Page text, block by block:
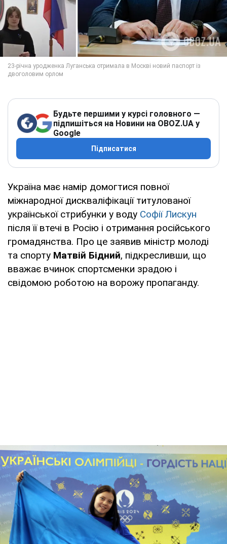
Будьте першими у курсі головного —
підпишіться на Новини на OBOZ.UA у
Google
Підписатися
Україна має намір домогтися повної
міжнародної дискваліфікації титулованої
української стрибунки у воду Софії Лискун
після її втечі в Росію і отримання російського
громадянства. Про це заявив міністр молоді
та спорту Матвій Бідний, підкресливши, що
вважає вчинок спортсменки зрадою і
свідомою роботою на ворожу пропаганду.